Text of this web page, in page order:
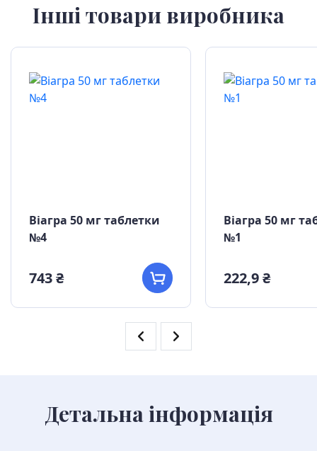
Інші товари виробника
Віагра 50 мг таблетки
№4
743 ₴
Віагра 50 мг
№1
222,9 ₴
Детальна інформація